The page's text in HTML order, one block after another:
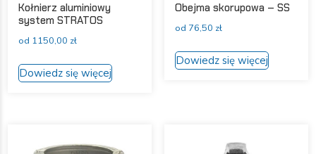
Kołnierz aluminiowy
system STRATOS
od 1150,00 zł
Dowiedz się więcejprodukt
Opcje
Obejma skorupowa – SS
od 76,50 zł
Dowiedz się więcej
Ten
produkt